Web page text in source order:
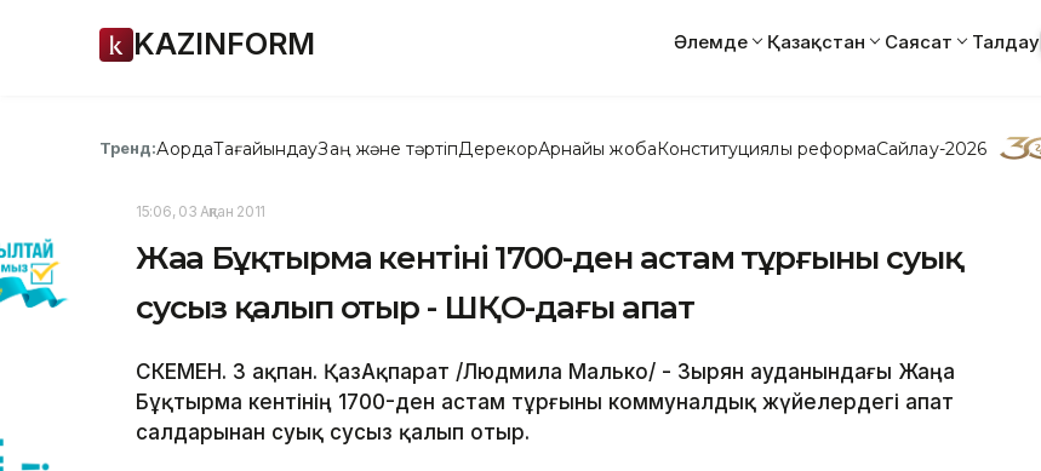
KAZINFORM Әлемде Қазақстан Саясат Талдау
Тренд:АқордаТағайындауЗаң және тәртіпДерекқорАрнайы жобаКонституциялық реформаСайлау-2026
15:06, 03 Ақпан 2011
Жаңа Бұқтырма кентінің 1700-ден астам тұрғыны суық
сусыз қалып отыр - ШҚО-дағы апат
ӨСКЕМЕН. 3 ақпан. ҚазАқпарат /Людмила Малько/ - Зырян ауданындағы Жаңа
Бұқтырма кентінің 1700-ден астам тұрғыны коммуналдық жүйелердегі апат
салдарынан суық сусыз қалып отыр.